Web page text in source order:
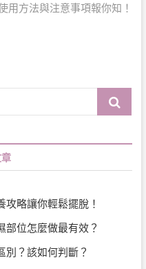
用方法與注意事項報你知！
Search
略讓你輕鬆擺脫！
部位怎麼做最有效？
別？該如何判斷？